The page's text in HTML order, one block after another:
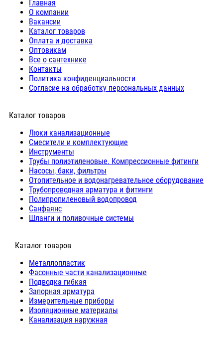
Главная
О компании
Вакансии
Каталог товаров
Оплата и доставка
Оптовикам
Все о сантехнике
Контакты
Политика конфиденциальности
Согласие на обработку персональных данных
Каталог товаров
Люки канализационные
Cмесители и комплектующие
Инструменты
Трубы полиэтиленовые. Компрессионные фитинги
Насосы, баки, фильтры
Отопительное и водонагревательное оборудование
Трубопроводная арматура и фитинги
Полипропиленовый водопровод
Санфаянс
Шланги и поливочные системы
⠀Каталог товаров
Металлопластик
Фасонные части канализационные
Подводка гибкая
Запорная арматура
Измерительные приборы
Изоляционные материалы
Канализация наружная